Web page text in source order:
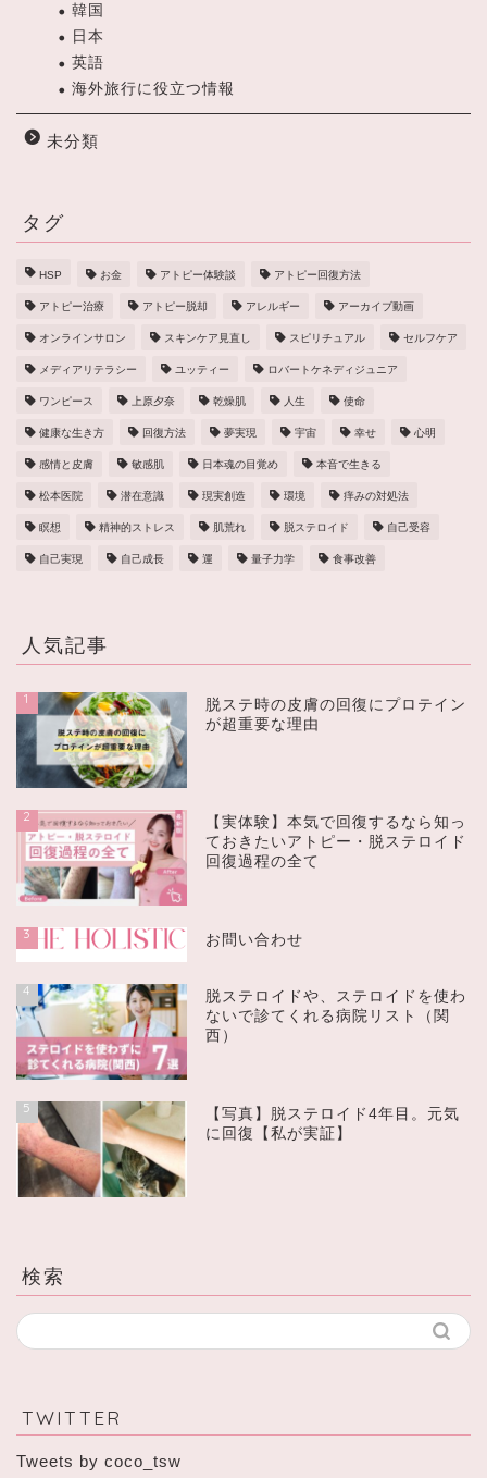
韓国
日本
英語
海外旅行に役立つ情報
未分類
タグ
HSP お金 アトピー体験談 アトピー回復方法
アトピー治療 アトピー脱却 アレルギー アーカイブ動画
オンラインサロン スキンケア見直し スピリチュアル セルフケア
メディアリテラシー ユッティー ロバートケネディジュニア
ワンピース 上原夕奈 乾燥肌 人生 使命
健康な生き方 回復方法 夢実現 宇宙 幸せ 心明
感情と皮膚 敏感肌 日本魂の目覚め 本音で生きる
松本医院 潜在意識 現実創造 環境 痒みの対処法
瞑想 精神的ストレス 肌荒れ 脱ステロイド 自己受容
自己実現 自己成長 運 量子力学 食事改善
人気記事
1
脱ステ時の皮膚の回復にプロテイン
が超重要な理由
2
【実体験】本気で回復するなら知っ
ておきたいアトピー・脱ステロイド
回復過程の全て
3 お問い合わせ
4
脱ステロイドや、ステロイドを使わ
ないで診てくれる病院リスト（関
西）
5
【写真】脱ステロイド4年目。元気
に回復【私が実証】
検索
TWITTER
Tweets by coco_tsw